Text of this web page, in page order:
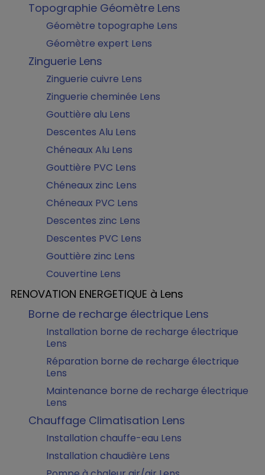
Topographie Géomètre Lens
Géomètre topographe Lens
Géomètre expert Lens
Zinguerie Lens
Zinguerie cuivre Lens
Zinguerie cheminée Lens
Gouttière alu Lens
Descentes Alu Lens
Chéneaux Alu Lens
Gouttière PVC Lens
Chéneaux zinc Lens
Chéneaux PVC Lens
Descentes zinc Lens
Descentes PVC Lens
Gouttière zinc Lens
Couvertine Lens
RENOVATION ENERGETIQUE à Lens
Borne de recharge électrique Lens
Installation borne de recharge électrique
Lens
Réparation borne de recharge électrique
Lens
Maintenance borne de recharge électrique
Lens
Chauffage Climatisation Lens
Installation chauffe-eau Lens
Installation chaudière Lens